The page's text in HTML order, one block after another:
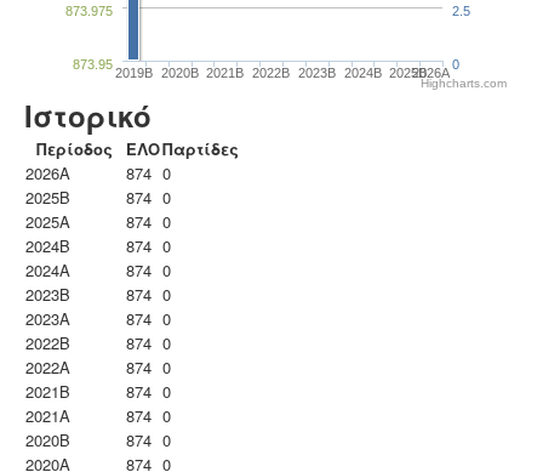
2019B 2020B 2021B 2022B 2023B 2024B 2025B2026A
873.95
873.975
0
2.5
Highcharts.com
Ιστορικό
Περίοδος ΕΛΟΠαρτίδες
2026A
874 0
2025B
874 0
2025A
874 0
2024B
874 0
2024A
874 0
2023B
874 0
2023Α
874 0
2022B
874 0
2022A
874 0
2021B
874 0
2021A
874 0
2020B
874 0
2020A
874 0